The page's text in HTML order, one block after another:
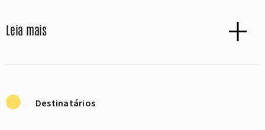
Leia mais
Destinatários